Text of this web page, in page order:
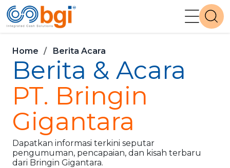
Home Berita Acara
Berita & Acara
PT. Bringin
Gigantara
Dapatkan informasi terkini seputar
pengumuman, pencapaian, dan kisah terbaru
dari Bringin Gigantara.